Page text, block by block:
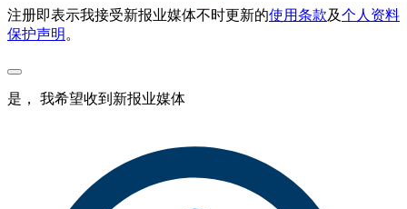
注册即表示我接受新报业媒体不时更新的使用条款及个人资料
保护声明 。
是， 我希望收到新报业媒体